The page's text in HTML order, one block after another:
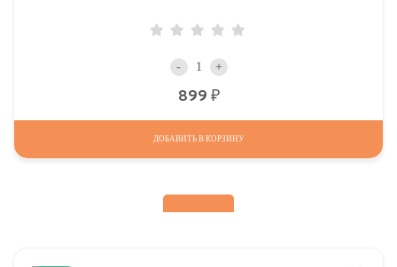
- +
899
ДОБАВИТЬ В КОРЗИНУ